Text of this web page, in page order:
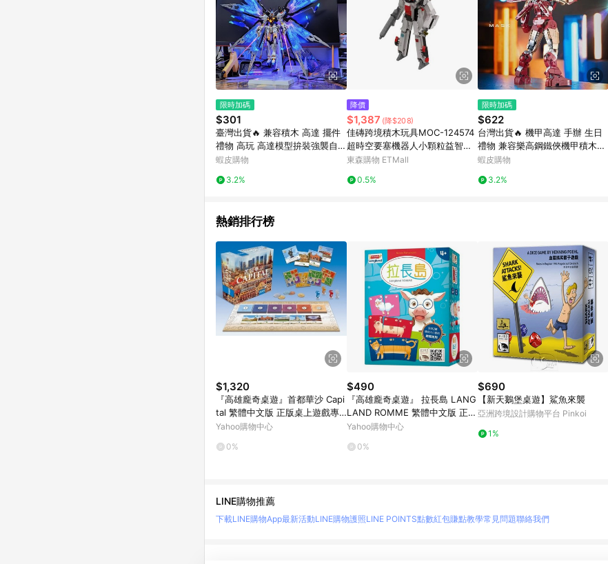
紅包頁面規則為準。
限時加碼
$301
臺灣出貨🔥 兼容積木 高達 擺件
禮物 高玩 高達模型拚裝強襲自由
紅異端巴巴託斯獨角獸菲尼克斯
蝦皮購物
3.2%
降價
$1,387 (降$208)
佳磚跨境積木玩具MOC-124574
超時空要塞機器人小顆粒益智拼
速賣通
東森購物 ETMall
0.5%
限時加碼
$622
台灣出貨🔥 機甲高達 手辦 生日
禮物 兼容樂高鋼鐵俠機甲積木反
浩克裝甲新款鋼鐵機器人拼裝益
蝦皮購物
3.2%
熱銷排行榜
$1,320
『高雄龐奇桌遊』首都華沙 Capi
tal 繁體中文版 正版桌上遊戲專
賣店
Yahoo購物中心
0%
$490
『高雄龐奇桌遊』 拉長島 LANG
LAND ROMME 繁體中文版 正版
桌上遊戲專賣店
Yahoo購物中心
0%
$690
【新天鵝堡桌遊】鯊魚來襲
亞洲跨境設計購物平台 Pinkoi
1%
LINE購物推薦
下載LINE購物App最新活動LINE購物護照LINE POINTS點數紅包賺點教學常見問題聯絡我們